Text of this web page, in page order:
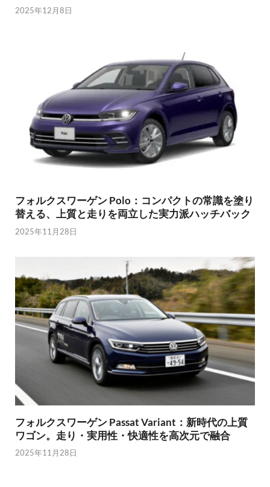
2025年12月8日
フォルクスワーゲン Polo：コンパクトの常識を塗り
替える、上質と走りを両立した実力派ハッチバック
2025年11月28日
フォルクスワーゲン Passat Variant：新時代の上質
ワゴン。走り・実用性・快適性を高次元で融合
2025年11月28日